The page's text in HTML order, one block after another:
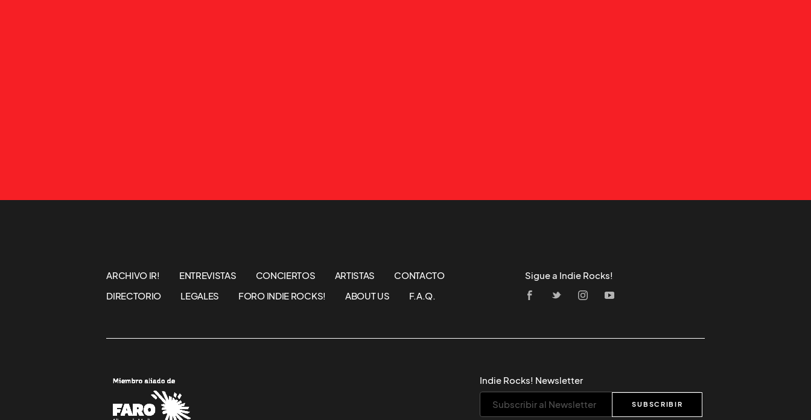
ARCHIVO IR! ENTREVISTAS CONCIERTOS ARTISTAS
CONTACTO
DIRECTORIO
LEGALES FORO INDIE ROCKS! ABOUT US F.A.Q.
Sigue a Indie Rocks!
Indie Rocks! Newsletter